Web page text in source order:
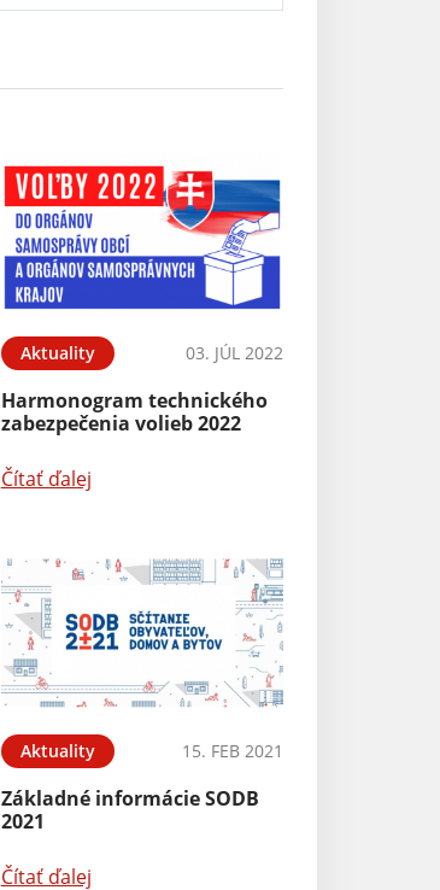
Aktuality 03. JÚL 2022
Harmonogram technického
zabezpečenia volieb 2022
Čítať ďalej
Aktuality 15. FEB 2021
Základné informácie SODB
2021
Čítať ďalej